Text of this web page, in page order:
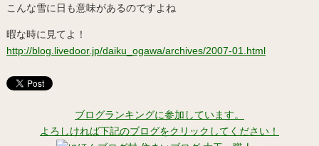
こんな雪に日も意味があるのですよね
暇な時に見てよ！
http://blog.livedoor.jp/daiku_ogawa/archives/2007-01.html
ブログランキングに参加しています。
よろしければ下記のブログをクリックしてください！